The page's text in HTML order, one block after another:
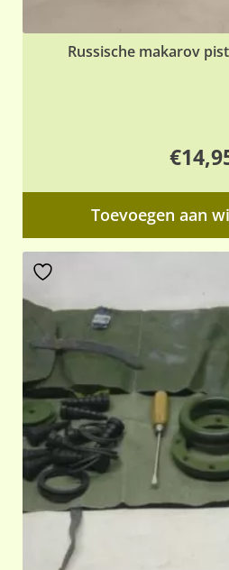
Russische makarov
€
Toevoegen aan